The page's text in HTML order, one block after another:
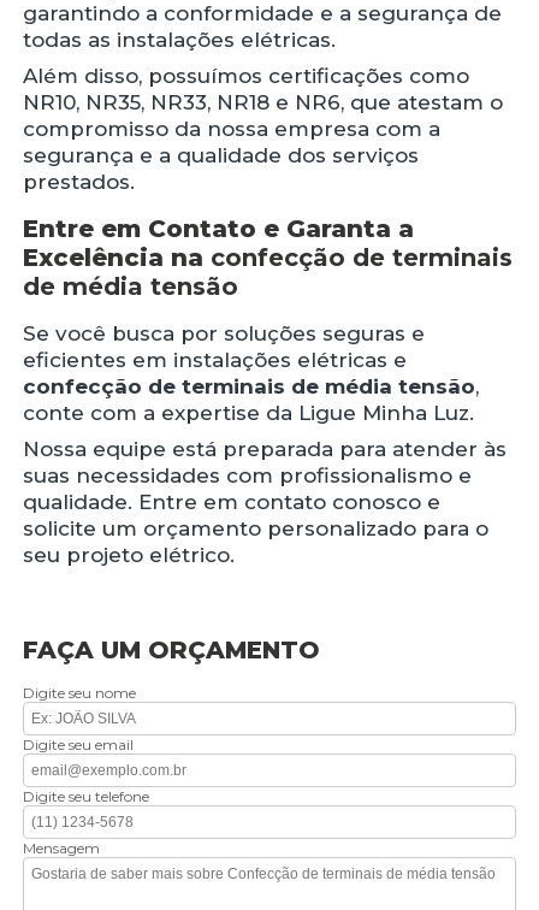
garantindo a conformidade e a segurança de
todas as instalações elétricas.
Além disso, possuímos certificações como
NR10, NR35, NR33, NR18 e NR6, que atestam o
compromisso da nossa empresa com a
segurança e a qualidade dos serviços
prestados.
Entre em Contato e Garanta a
Excelência na confecção de terminais
de média tensão
Se você busca por soluções seguras e
eficientes em instalações elétricas e
confecção de terminais de média tensão,
conte com a expertise da Ligue Minha Luz.
Nossa equipe está preparada para atender às
suas necessidades com profissionalismo e
qualidade. Entre em contato conosco e
solicite um orçamento personalizado para o
seu projeto elétrico.
FAÇA UM ORÇAMENTO
Digite seu nome
Digite seu email
Digite seu telefone
Mensagem